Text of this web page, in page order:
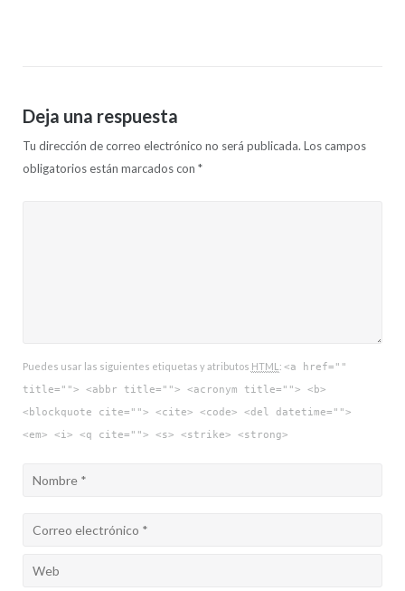
Deja una respuesta
Tu dirección de correo electrónico no será publicada. Los campos
obligatorios están marcados con *
Puedes usar las siguientes etiquetas y atributos HTML : <a href=""
title=""> <abbr title=""> <acronym title=""> <b>
<blockquote cite=""> <cite> <code> <del datetime="">
<em> <i> <q cite=""> <s> <strike> <strong>